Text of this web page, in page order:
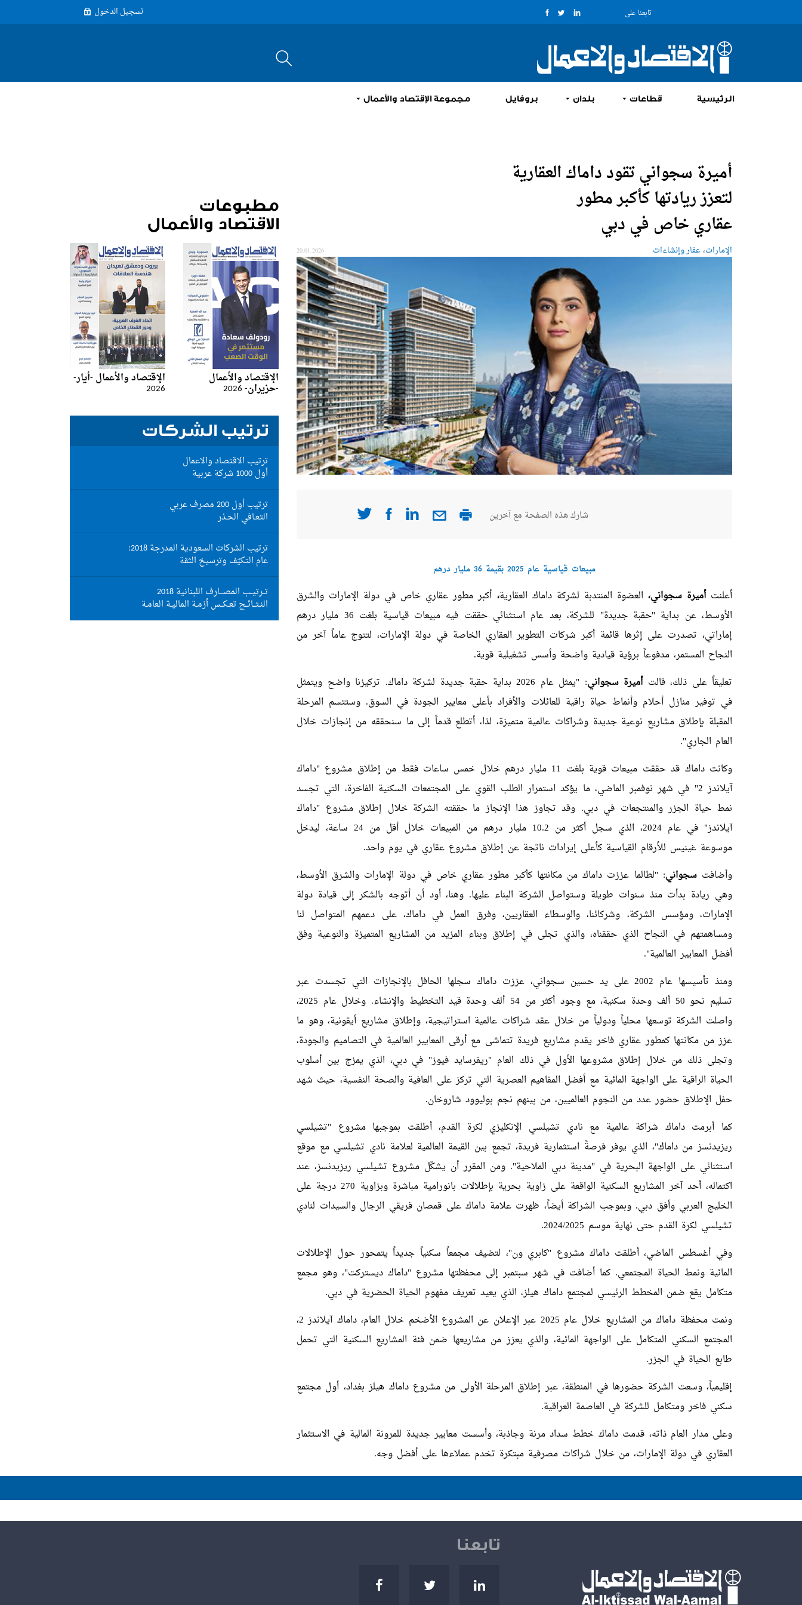
تابعنا على تسجيل الدخول
الرئيسية قطاعات بلدان بروفايل مجموعة الإقتصاد والأعمال
أميرة سجواني تقود داماك العقارية
لتعزز ريادتها كأكبر مطور
عقاري خاص في دبي
الإمارات،عقار وإنشاءات 20.01.2026
شارك هذه الصفحة مع آخرين
مبيعات قياسية عام 2025 بقيمة 36 مليار درهم
أعلنتأميرة سجواني، العضوة المنتدبة لشركة داماك العقارية، أكبر مطور عقاري خاص في دولة الإمارات والشرق
الأوسط، عن بداية "حقبة جديدة" للشركة، بعد عام استثنائي حققت فيه مبيعات قياسية بلغت 36 مليار درهم
إماراتي، تصدرت على إثرها قائمة أكبر شركات التطوير العقاري الخاصة في دولة الإمارات، لتتوج عاماً آخر من
النجاح المستمر، مدفوعاً برؤية قيادية واضحة وأسس تشغيلية قوية.
تعليقاً على ذلك، قالتأميرة سجواني
: "يمثل عام 2026 بداية حقبة جديدة لشركة داماك. تركيزنا واضح ويتمثل
في توفير منازل أحلام وأنماط حياة راقية للعائلات والأفراد بأعلى معايير الجودة في السوق. وستتسم المرحلة
المقبلة بإطلاق مشاريع نوعية جديدة وشراكات عالمية متميزة، لذا، أتطلع قدماً إلى ما سنحققه من إنجازات خلال
العام الجاري".
وكانت داماك قد حققت مبيعات قوية بلغت 11 مليار درهم خلال خمس ساعات فقط من إطلاق مشروع "داماك
آيلاندز 2" في شهر نوفمبر الماضي، ما يؤكد استمرار الطلب القوي على المجتمعات السكنية الفاخرة، التي تجسد
نمط حياة الجزر والمنتجعات في دبي. وقد تجاوز هذا الإنجاز ما حققته الشركة خلال إطلاق مشروع "داماك
آيلاندز" في عام 2024، الذي سجل أكثر من 10.2 مليار درهم من المبيعات خلال أقل من 24 ساعة، ليدخل
موسوعة غينيس للأرقام القياسية كأعلى إيرادات ناتجة عن إطلاق مشروع عقاري في يوم واحد.
وأضافتسجواني: "لطالما عززت داماك من مكانتها كأكبر مطور عقاري خاص في دولة الإمارات والشرق الأوسط،
وهي ريادة بدأت منذ سنوات طويلة وستواصل الشركة البناء عليها. وهنا، أود أن أتوجه بالشكر إلى قيادة دولة
الإمارات، ومؤسس الشركة، وشركائنا، والوسطاء العقاريين، وفرق العمل في داماك، على دعمهم المتواصل لنا
ومساهمتهم في النجاح الذي حققناه، والذي تجلى في إطلاق وبناء المزيد من المشاريع المتميزة والنوعية وفق
أفضل المعايير العالمية".
ومنذ تأسيسها عام 2002 على يد حسين سجواني، عززت داماك سجلها الحافل بالإنجازات التي تجسدت عبر
تسليم نحو 50 ألف وحدة سكنية، مع وجود أكثر من 54 ألف وحدة قيد التخطيط والإنشاء. وخلال عام 2025،
واصلت الشركة توسعها محلياً ودولياً من خلال عقد شراكات عالمية استراتيجية، وإطلاق مشاريع أيقونية، وهو ما
عزز من مكانتها كمطور عقاري فاخر يقدم مشاريع فريدة تتماشى مع أرقى المعايير العالمية في التصاميم والجودة،
وتجلى ذلك من خلال إطلاق مشروعها الأول في ذلك العام "ريفرسايد فيوز" في دبي، الذي يمزج بين أسلوب
الحياة الراقية على الواجهة المائية مع أفضل المفاهيم العصرية التي تركز على العافية والصحة النفسية، حيث شهد
حفل الإطلاق حضور عدد من النجوم العالميين، من بينهم نجم بوليوود شاروخان.
كما أبرمت داماك شراكة عالمية مع نادي تشيلسي الإنكليزي لكرة القدم، أطلقت بموجبها مشروع "تشيلسي
ريزيدنسز من داماك"، الذي يوفر فرصةً استثمارية فريدة، تجمع بين القيمة العالمية لعلامة نادي تشيلسي مع موقع
استثنائي على الواجهة البحرية في "مدينة دبي الملاحية". ومن المقرر أن يشكّل مشروع تشيلسي ريزيدنسز، عند
اكتماله، أحد آخر المشاريع السكنية الواقعة على زاوية بحرية بإطلالات بانورامية مباشرة وبزاوية 270 درجة على
الخليج العربي وأفق دبي. وبموجب الشراكة أيضاً، ظهرت علامة داماك على قمصان فريقي الرجال والسيدات لنادي
تشيلسي لكرة القدم حتى نهاية موسم 2024/2025.
وفي أغسطس الماضي، أطلقت داماك مشروع "كابري ون"، لتضيف مجمعاً سكنياً جديداً يتمحور حول الإطلالات
المائية ونمط الحياة المجتمعي. كما أضافت في شهر سبتمبر إلى محفظتها مشروع "داماك ديستركت"، وهو مجمع
متكامل يقع ضمن المخطط الرئيسي لمجتمع داماك هيلز، الذي يعيد تعريف مفهوم الحياة الحضرية في دبي.
ونمت محفظة داماك من المشاريع خلال عام 2025 عبر الإعلان عن المشروع الأضخم خلال العام، داماك آيلاندز 2،
المجتمع السكني المتكامل على الواجهة المائية، والذي يعزز من مشاريعها ضمن فئة المشاريع السكنية التي تحمل
طابع الحياة في الجزر.
إقليمياً، وسعت الشركة حضورها في المنطقة، عبر إطلاق المرحلة الأولى من مشروع داماك هيلز بغداد، أول مجتمع
سكني فاخر ومتكامل للشركة في العاصمة العراقية.
وعلى مدار العام ذاته، قدمت داماك خطط سداد مرنة وجاذبة، وأسست معايير جديدة للمرونة المالية في الاستثمار
العقاري في دولة الإمارات، من خلال شراكات مصرفية مبتكرة تخدم عملاءها على أفضل وجه.
مطبوعات
الاقتصاد والأعمال
الإقتصاد والأعمال
-حزيران- 2026
الإقتصاد والأعمال -أيار-
2026
ترتيب الشركات
ترتيب الاقتصاد والاعمال
أول 1000 شركة عربية
ترتيب أول 200 مصرف عربي
التعـافي الحـذر
ترتيب الشركات السعودية المدرجة 2018:
عام التكيّف وترسيخ الثقة
تــرتيــب المصـــارف اللبنانية 2018
النـتــائــج تعـكــس أزمـة الماليـة العامـة
تابعنا